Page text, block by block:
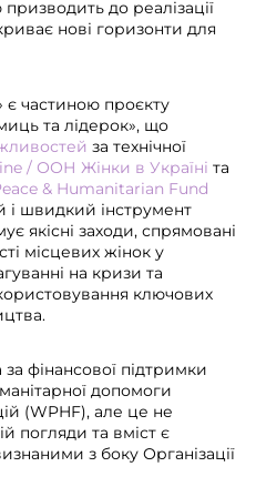
до реалізації
нові горизонти для
є частиною проєкту
та лідерок», що
за технічної
/ ООН Жінки в Україні та
& Humanitarian Fund
і швидкий інструмент
якісні заходи, спрямовані
місцевих жінок у
на кризи та
ключових
за фінансової підтримки
допомоги
(WPHF), але це не
погляди та вміст є
з боку Організації